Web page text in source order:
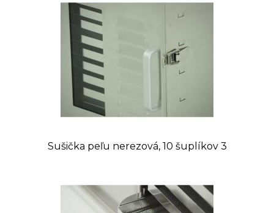
Sušička peľu nerezová, 10 šuplíkov 3